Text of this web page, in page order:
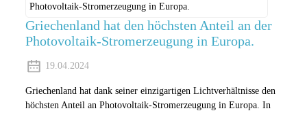
Griechenland hat den höchsten Anteil an der
Photovoltaik-Stromerzeugung in Europa.
19.04.2024
Griechenland hat dank seiner einzigartigen Lichtverhältnisse den
höchsten Anteil an Photovoltaik-Stromerzeugung in Europa. In